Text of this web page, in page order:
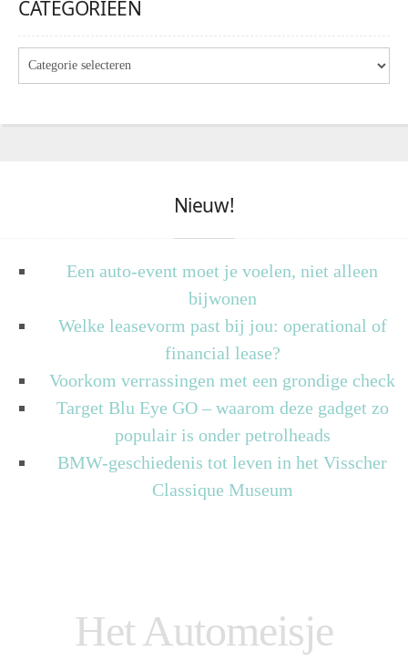
CATEGORIEËN
Nieuw!
Een auto-event moet je voelen, niet alleen
bijwonen
Welke leasevorm past bij jou: operational of
financial lease?
Voorkom verrassingen met een grondige check
Target Blu Eye GO – waarom deze gadget zo
populair is onder petrolheads
BMW-geschiedenis tot leven in het Visscher
Classique Museum
Het Automeisje